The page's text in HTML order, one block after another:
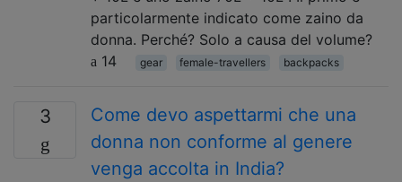
particolarmente indicato come zaino da
donna. Perché? Solo a causa del volume?
14
gear female-travellers backpacks
3
Come devo aspettarmi che una
donna non conforme al genere
venga accolta in India?